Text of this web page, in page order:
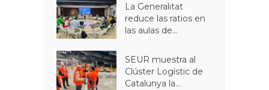
La Generalitat
reduce las ratios en
las aulas de...
SEUR muestra al
Clúster Logístic de
Catalunya la...